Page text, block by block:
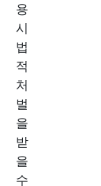
용
시
법
적
처
벌
을
받
을
수